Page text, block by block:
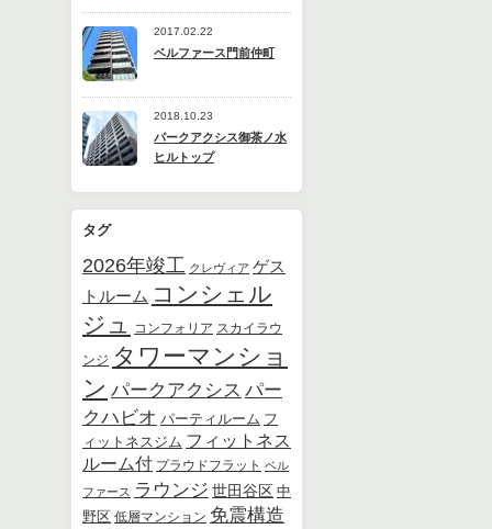
2017.02.22
ベルファース門前仲町
2018.10.23
パークアクシス御茶ノ水
ヒルトップ
タグ
2026年竣工 クレヴィア ゲス
トルーム コンシェル
ジュ
コンフォリア スカイラウ
ンジ タワーマンショ
ン パークアクシス パー
クハビオ パーティルーム フ
ィットネスジム フィットネス
ルーム付 プラウドフラット ベル
ファース ラウンジ 世田谷区 中
野区 低層マンション 免震構造